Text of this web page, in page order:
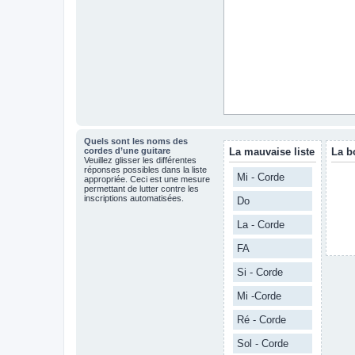
Quels sont les noms des
cordes d’une guitare
Veuillez glisser les différentes
réponses possibles dans la liste
appropriée. Ceci est une mesure
permettant de lutter contre les
inscriptions automatisées.
La mauvaise liste
Mi - Corde
Do
La - Corde
FA
Si - Corde
Mi -Corde
Ré - Corde
Sol - Corde
La